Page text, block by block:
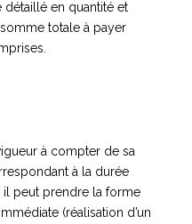
en quantité et
totale à payer
à compter de sa
à la durée
il peut prendre la forme
(réalisation d’un